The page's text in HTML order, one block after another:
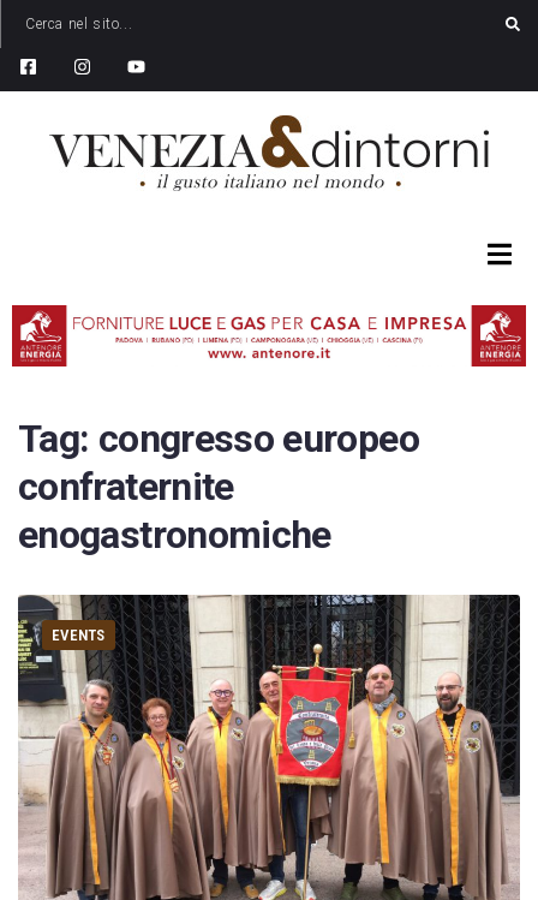
Tag: congresso europeo
confraternite
enogastronomiche
EVENTS